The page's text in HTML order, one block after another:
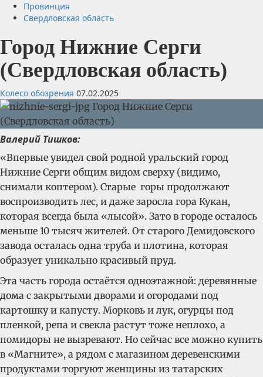
Провинция
Свердловская область
Город Нижние Серги
(Свердловская область)
Колесо обозрения 07.02.2025
Валерий Тишков:
«Впервые увидел свой родной уральский город
Нижние Серги общим видом сверху (видимо,
снимали коптером). Старые горы продолжают
воспроизводить лес, и даже заросла гора Кукан,
которая всегда была «лысой». Зато в городе осталось
меньше 10 тысяч жителей. От старого Демидовского
завода осталась одна труба и плотина, которая
образует уникально красивый пруд.
Эта часть города остаётся одноэтажной: деревянные
дома с закрытыми дворами и огородами под
картошку и капусту. Морковь и лук, огурцы под
пленкой, репа и свекла растут тоже неплохо, а
помидоры не вызревают. Но сейчас все можно купить
в «Магните», а рядом с магазином деревенскими
продуктами торгуют женщины из татарских